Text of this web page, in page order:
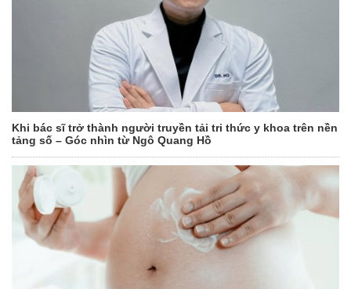
Khi bác sĩ trở thành người truyền tải tri thức y khoa trên nền
tảng số – Góc nhìn từ Ngô Quang Hồ